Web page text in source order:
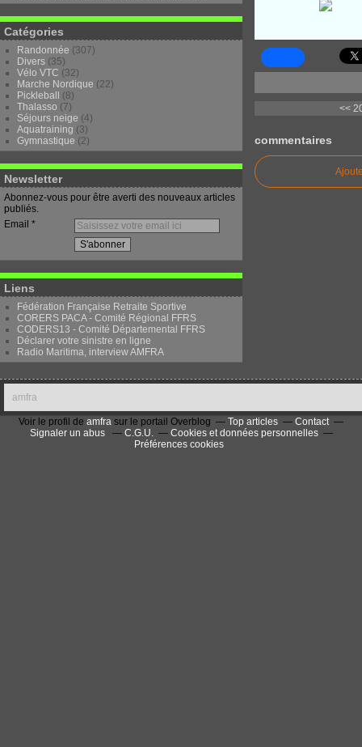
Catégories
Randonnée (307)
Divers (35)
Vélo VTC (32)
Marche Nordique (22)
Pickleball
(8)
Thalasso (7)
Séjours neige (4)
Aquatraining (3)
Gymnastique (2)
Newsletter
Abonnez-vous pour être averti des nouveaux articles
publiés.
Email
Liens
Fédération Française Retraite Sportive
CORERS PACA - Comité Régional FFRS
CODERS13 - Comité Départemental FFRS
Déclarer votre sinistre en ligne
Radio Maritima, interview AMFRA
<<
commentaires
amfra
Voir le profil de amfra sur le portail Overblog Top articles
Contact
Signaler un abus
C.G.U.
Cookies et données personnelles
Préférences cookies